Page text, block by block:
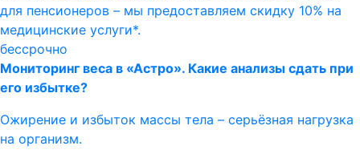
для пенсионеров – мы предоставляем скидку 10% на
медицинские услуги*.
бессрочно
Мониторинг веса в «Астро». Какие анализы сдать при
его избытке?
Ожирение и избыток массы тела – серьёзная нагрузка
на организм.